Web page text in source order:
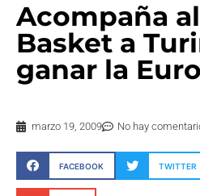
Acompaña
Basket a
ganar la
marzo 19, 2009 No hay
FACEBOOK TWITTER